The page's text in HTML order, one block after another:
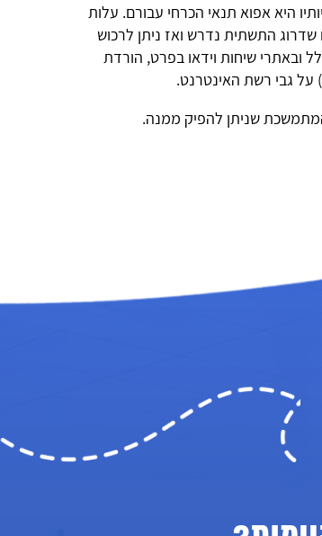
היא אפוא תנאי הכרחי עבורם. עלות
התשתית נדרש ואז ניתן לרכוש
ובאתרי שיחות וידאו בפרט, הורדת
על גבי רשת האינטרנט.
שניתן להפיק ממנה.